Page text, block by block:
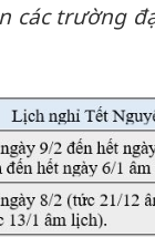
các trường